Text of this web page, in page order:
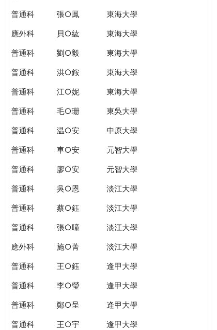
普通科
張○鳳
東海大學
應外科
貝○紘
東海大學
普通科
劉○毅
東海大學
普通科
洪○銨
東海大學
普通科
江○妮
東海大學
普通科
毛○珊
東吳大學
普通科
温○安
中原大學
普通科
車○安
元智大學
普通科
廖○安
元智大學
普通科
吳○恩
淡江大學
普通科
蔡○鈺
淡江大學
普通科
張○曈
淡江大學
應外科
施○菁
淡江大學
普通科
王○鈺
逢甲大學
普通科
李○瑩
逢甲大學
普通科
鄭○呈
逢甲大學
普通科
王○宇
逢甲大學